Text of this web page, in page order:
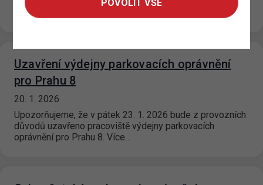
9,…
Uzavření výdejny parkovacích oprávnění
pro Prahu 8
20. 1. 2026
Upozorňujeme, že v pátek 23. 1. 2026 bude z provozních
důvodů uzavřeno pracoviště výdejny parkovacích
oprávnění pro Prahu 8. Více…
POVOLIT VŠE